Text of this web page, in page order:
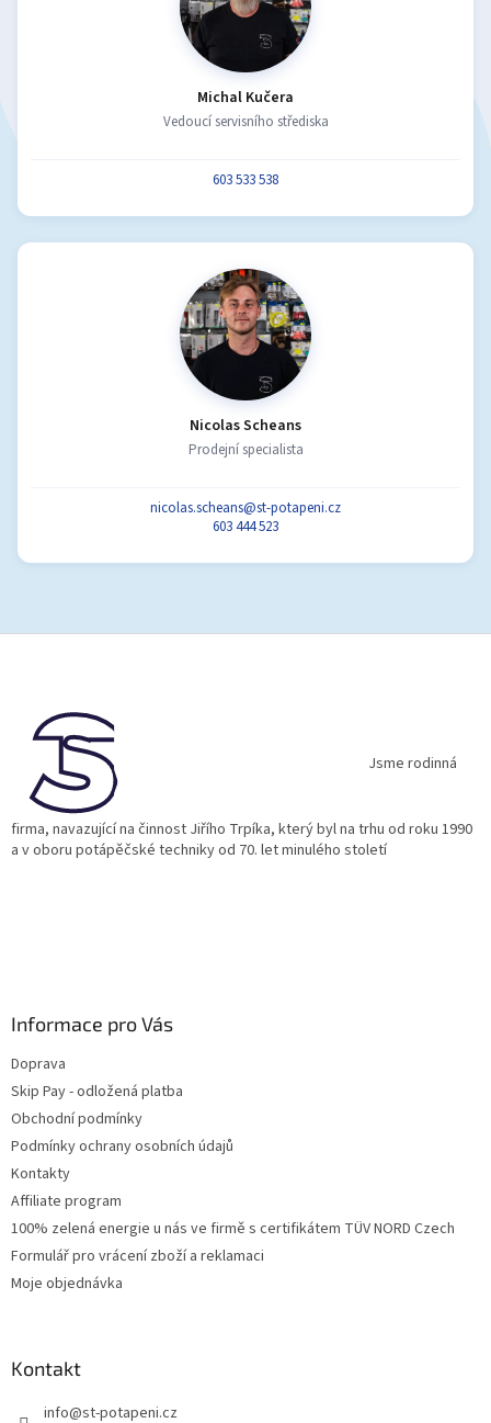
Michal Kučera
Vedoucí servisního střediska
603 533 538
Nicolas Scheans
Prodejní specialista
nicolas.scheans@st-potapeni.cz
603 444 523
Jsme rodinná
firma, navazující na činnost Jiřího Trpíka, který byl na trhu od roku 1990
a v oboru potápěčské techniky od 70. let minulého století
Informace pro Vás
Doprava
Skip Pay - odložená platba
Obchodní podmínky
Podmínky ochrany osobních údajů
Kontakty
Affiliate program
100% zelená energie u nás ve firmě s certifikátem TÜV NORD Czech
Formulář pro vrácení zboží a reklamaci
Moje objednávka
Kontakt
info@st-potapeni.cz